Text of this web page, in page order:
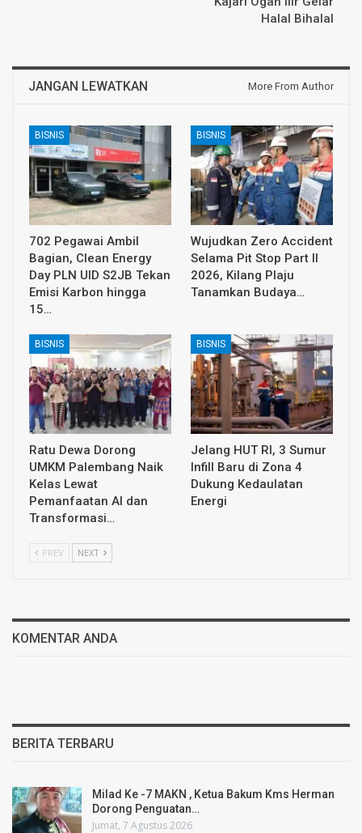
Halal Bihalal
JANGAN LEWATKAN More From Author
BISNIS
702 Pegawai Ambil
Bagian, Clean Energy
Day PLN UID S2JB Tekan
Emisi Karbon hingga
15…
BISNIS
Wujudkan Zero Accident
Selama Pit Stop Part II
2026, Kilang Plaju
Tanamkan Budaya…
BISNIS
Ratu Dewa Dorong
UMKM Palembang Naik
Kelas Lewat
Pemanfaatan AI dan
Transformasi…
BISNIS
Jelang HUT RI, 3 Sumur
Infill Baru di Zona 4
Dukung Kedaulatan
Energi
PREV NEXT
KOMENTAR ANDA
BERITA TERBARU
Milad Ke -7 MAKN , Ketua Bakum Kms Herman
Dorong Penguatan…
Jumat, 7 Agustus 2026